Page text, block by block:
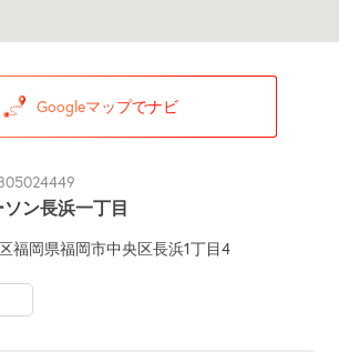
Googleマップでナビ
ン長浜一丁目
福岡県福岡市中央区長浜1丁目4